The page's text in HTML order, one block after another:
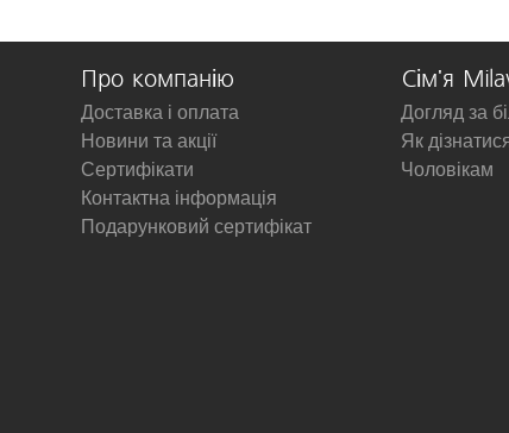
Про компанію
Доставка і оплата
Новини та акції
Сертифікати
Контактна інформація
Подарунковий сертифікат
Сім'я
Догляд за
Як
Чоловікам